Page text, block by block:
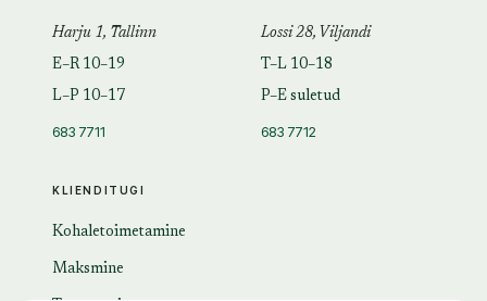
KLIENDITUGI
Kohaletoimetamine
Maksmine
Harju 1, Tallinn
E–R 10–19
L–P 10–17
683 7711
Lossi 28, Viljandi
T–L 10–18
P–E suletud
683 7712